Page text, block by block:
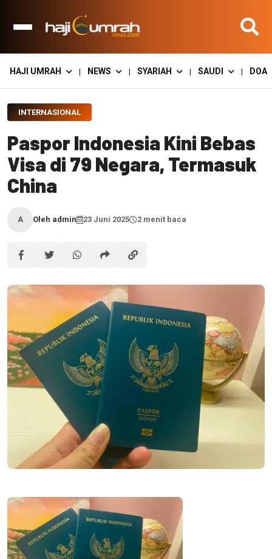
HAJI UMRAH | NEWS | SYARIAH | SAUDI | DOA
INTERNASIONAL
Paspor Indonesia Kini Bebas
Visa di 79 Negara, Termasuk
China
A Oleh admin 23 Juni 2025 2 menit baca